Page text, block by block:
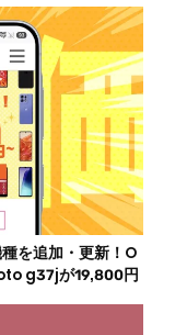
を追加・更新！O
g37jが19,800円